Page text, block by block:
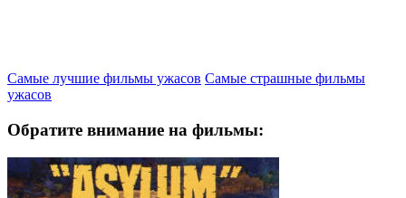
Самые лучшие фильмы ужасов Самые страшные фильмы
ужасов
Обратите внимание на фильмы: